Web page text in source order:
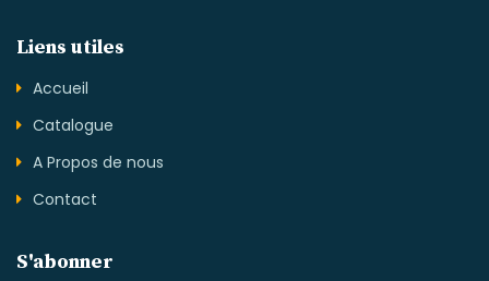
Liens utiles
Accueil
Catalogue
A Propos de nous
Contact
S'abonner